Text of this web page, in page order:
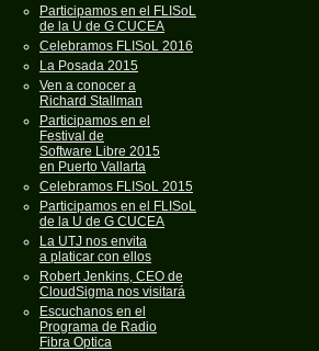
Participamos en el FLISoL
de la U de G CUCEA
Celebramos FLISoL 2016
La Posada 2015
Ven a conocer a
Richard Stallman
Participamos en el
Festival de
Software Libre 2015
en Puerto Vallarta
Celebramos FLISoL 2015
Participamos en el FLISoL
de la U de G CUCEA
La UTJ nos envita
a platicar con ellos
Robert Jenkins, CEO de
CloudSigma nos visitará
Escuchanos en el
Programa de Radio
Fibra Optica